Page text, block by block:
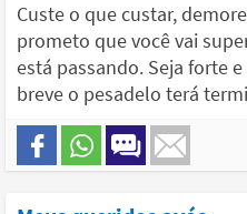
Custe o que custar,
prometo que você vai
está passando. Seja forte
breve o pesadelo terá